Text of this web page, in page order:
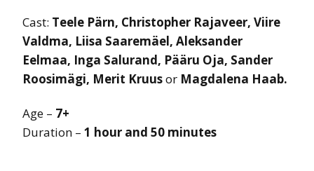
Cast: Teele Pärn, Christopher Rajaveer, Viire
Valdma, Liisa Saaremäel, Aleksander
Eelmaa, Inga Salurand, Pääru Oja, Sander
Roosimägi, Merit Kruusor Magdalena Haab.
Age – 7+
Duration – 1 hour and 50 minutes